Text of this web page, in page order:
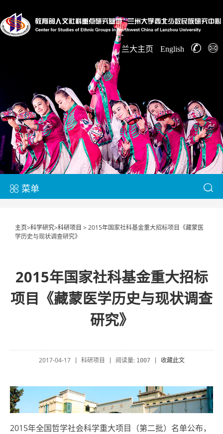
兰大主页 English
菜单
主页>科学研究>科研项目 > 2015年国家社科基金重大招标项目《藏蒙医
学历史与现状调查研究》
2015年国家社科基金重大招标
项目《藏蒙医学历史与现状调查
研究》
2017-04-17| 科研项目 阅读量: 1007| 收藏此文
2015年全国哲学社会科学重大项目（第二批）名单公布，